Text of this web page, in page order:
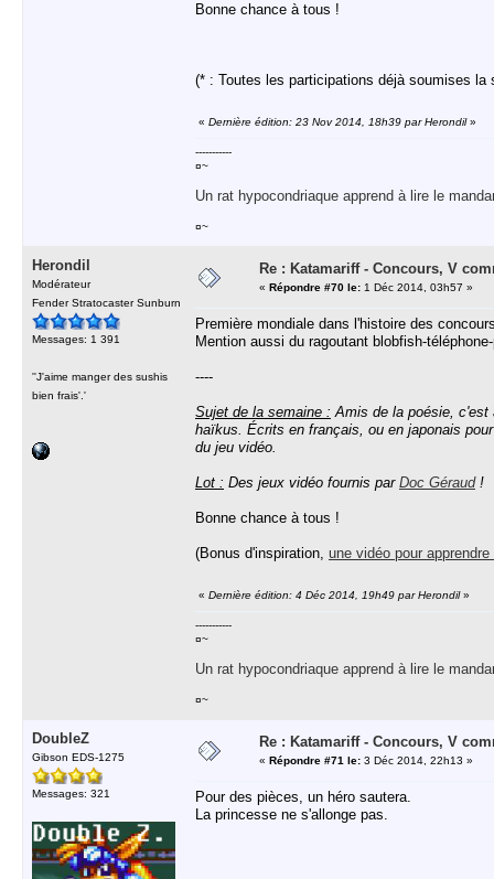
Bonne chance à tous !
(* : Toutes les participations déjà soumises
« Dernière édition: 23 Nov 2014, 18h39 par Herondil»
-----------
¤~
Un rat hypocondriaque apprend à lire le
¤~
Herondil
Modérateur
Fender Stratocaster Sunburn
Messages: 1 391
''J'aime manger des sushis
bien frais'.'
Re : Katamariff - Concours, V
« Répondre #70 le: 1 Déc 2014, 03h57 »
Première mondiale dans l'histoire des
Mention aussi du ragoutant blobfish-
----
Sujet de la semaine : Amis de la poésie, c'est
haïkus. Écrits en français, ou en japonais
du jeu vidéo.
Lot : Des jeux vidéo fournis par Doc Géraud!
Bonne chance à tous !
(Bonus d'inspiration, une vidéo pour
« Dernière édition: 4 Déc 2014, 19h49 par Herondil»
-----------
¤~
Un rat hypocondriaque apprend à lire le
¤~
DoubleZ
Gibson EDS-1275
Messages: 321
Re : Katamariff - Concours, V
« Répondre #71 le: 3 Déc 2014, 22h13 »
Pour des pièces, un héro sautera.
La princesse ne s'allonge pas.